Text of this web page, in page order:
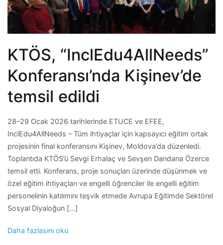
KTÖS, “InclEdu4AllNeeds”
Konferansı’nda Kişinev’de
temsil edildi
28–29 Ocak 2026 tarihlerinde ETUCE ve EFEE,
InclEdu4AllNeeds – Tüm ihtiyaçlar için kapsayıcı eğitim ortak
projesinin final konferansını Kişinev, Moldova’da düzenledi.
Toplantıda KTÖS’ü Sevgi Erhalaç ve Sevşen Dandana Özerce
temsil etti. Konferans, proje sonuçları üzerinde düşünmek ve
özel eğitim ihtiyaçları ve engelli öğrenciler ile engelli eğitim
personelinin katılımını teşvik etmede Avrupa Eğitimde Sektörel
Sosyal Diyaloğun […]
Daha fazlasını oku